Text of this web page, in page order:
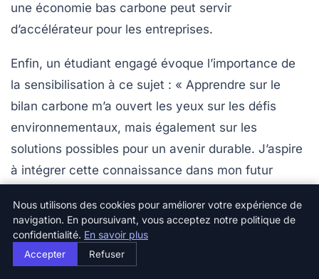
une économie bas carbone peut servir
d’accélérateur pour les entreprises.
Enfin, un étudiant engagé évoque l’importance de
la sensibilisation à ce sujet : « Apprendre sur le
bilan carbone m’a ouvert les yeux sur les défis
environnementaux, mais également sur les
solutions possibles pour un avenir durable. J’aspire
à intégrer cette connaissance dans mon futur
comportements écoresponsables. » Ce témoignage
souligne le rôle des nouvelles générations dans la
continuité de ces efforts.
Nous utilisons des cookies pour améliorer votre expérience de
navigation. En poursuivant, vous acceptez notre politique de
confidentialité. En savoir plus
Accepter Refuser